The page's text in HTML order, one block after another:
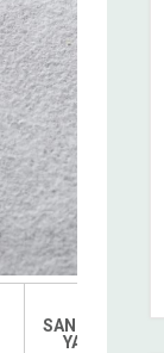
SANTUNAN
YATIM